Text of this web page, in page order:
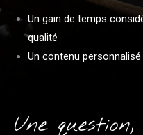
Un gain de temps
qualité
Un contenu
Une